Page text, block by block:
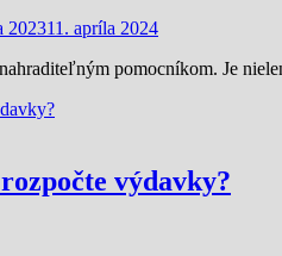
202311. apríla 2024
pomocníkom. Je
výdavky?